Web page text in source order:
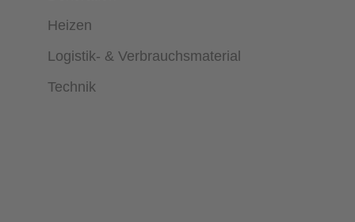
Heizen
Logistik- & Verbrauchsmaterial
Technik